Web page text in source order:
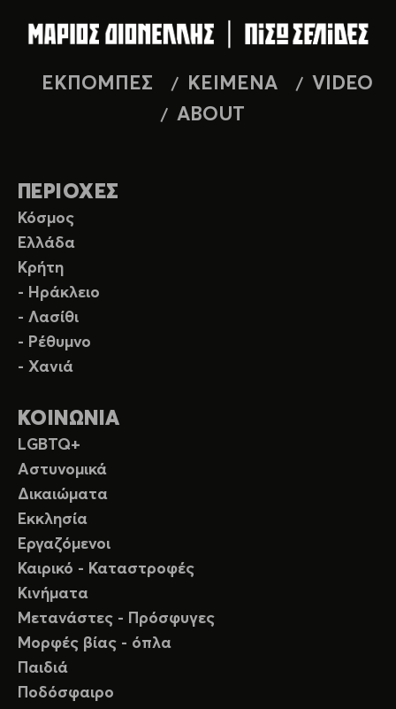
ΕΚΠΟΜΠΕΣ ΚΕΙΜΕΝΑ
VIDEO
ABOUT
ΠΕΡΙΟΧΕΣ
Κόσμος
Ελλάδα
Κρήτη
- Ηράκλειο
- Λασίθι
- Ρέθυμνο
- Χανιά
ΚΟΙΝΩΝΙΑ
LGBTQ+
Αστυνομικά
Δικαιώματα
Εκκλησία
Εργαζόμενοι
Καιρικό - Καταστροφές
Κινήματα
Μετανάστες - Πρόσφυγες
Μορφές βίας - όπλα
Παιδιά
Ποδόσφαιρο